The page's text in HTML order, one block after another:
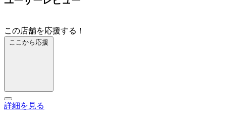
この店舗を応援する！
ここから応援
詳細を見る